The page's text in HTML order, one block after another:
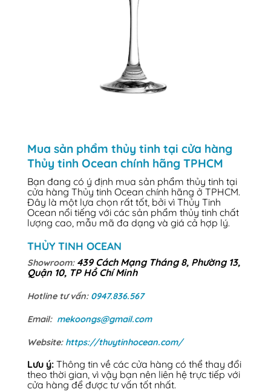
Mua sản phẩm thủy tinh tại cửa hàng
Thủy tinh Ocean chính hãng TPHCM
Bạn đang có ý định mua sản phẩm thủy tinh tại
cửa hàng Thủy tinh Ocean chính hãng ở TPHCM.
Đây là một lựa chọn rất tốt, bởi vì Thủy Tinh
Ocean nổi tiếng với các sản phẩm thủy tinh chất
lượng cao, mẫu mã đa dạng và giá cả hợp lý.
THỦY TINH OCEAN
Showroom: 439 Cách Mạng Tháng 8, Phường 13,
Quận 10, TP Hồ Chí Minh
Hotline tư vấn: 0947.836.567
Email: mekoongs@gmail.com
Website: https://thuytinhocean.com/
Lưu ý: Thông tin về các cửa hàng có thể thay đổi
theo thời gian, vì vậy bạn nên liên hệ trực tiếp với
cửa hàng để được tư vấn tốt nhất.